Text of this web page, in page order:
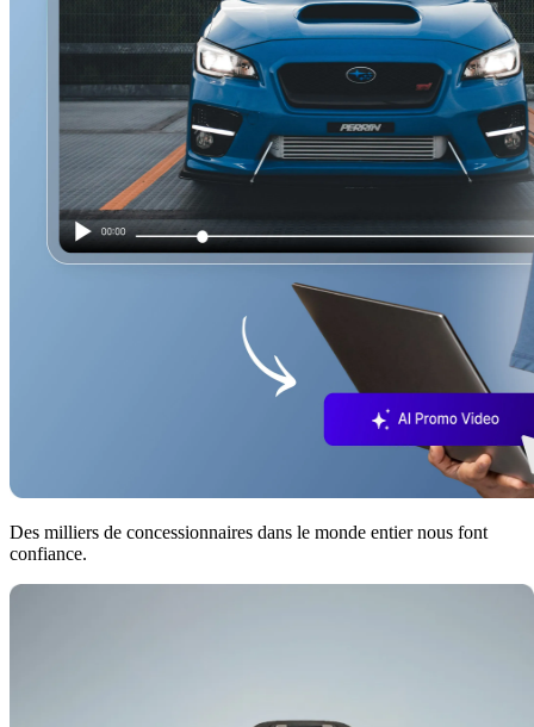
Des milliers de concessionnaires dans le monde entier nous font
confiance.